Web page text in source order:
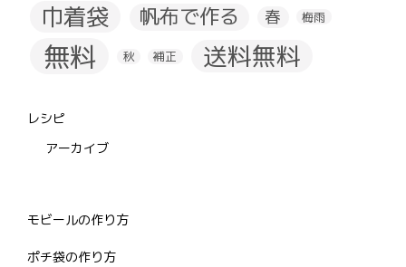
巾着袋 帆布で作る 春 梅雨
無料 秋 補正 送料無料
レシピ
アーカイブ
モビールの作り方
ポチ袋の作り方